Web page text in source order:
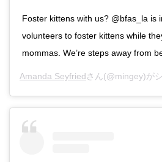
Foster kittens with us? @bfas_la is
volunteers to foster kittens while
mommas. We’re steps away from
Amanda Seyfriedさん(@mingey)が